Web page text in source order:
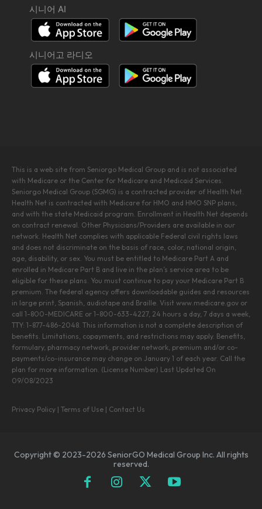
시니어 AI
시니어고 라디오
This is a web site from Seniorgo Medical Group and is not associated
with Medicare or the Center for Medicare and Medicaid Services.
Seniorgo Medical Group (SGMG) is a contracted provider of Health Net.
Health Net is contracted with Medicare for HMO and HMO SNP plans,
and with the state Medicaid program. Enrollment in Health Net depends
on contract renewal. Other Physicians/Providers are available in our
network. Health Net complies with applicable Federal civil rights laws
and does not discriminate on the basis of race, color, national origin,
age, disability, or sex. You must be entitled to Medicare Part A and
enrolled in Medicare Part B and live in the plan’s service area to be
eligible for these plans. You must continue to pay your Medicare Part B
premium. The federal agency offers downloadable guides and resources
in large print, Spanish, audiotape and Braille. Visit www.medicare.gov or
call 1-800-MEDICARE or 1-800-633-4227, 24 hours a day, 7 days a week,
TTY: 1-877-486-2048. This information is not a complete description of
benefits. Limitations, copayments, and restrictions may apply. Benefits,
formulary, pharmacy network, provider network, premium and/or co-
payments/co-insurance may change on January 1 of each year. Call the
plan for more information. (License Number) Last Updated On
09/08/2023
Privacy Policy | Terms of Use | Contact Us
Copyright © 2023-2026 SeniorGO Medical Group Inc. All rights
reserved.